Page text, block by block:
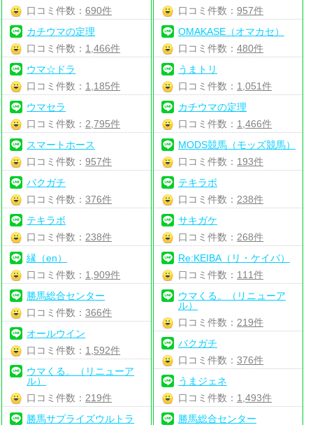
口コミ件数：690件
カチウマの定理
口コミ件数： 1,466件
ウマ☆ドラ
口コミ件数： 1,185件
ウマセラ
口コミ件数： 2,795件
スマートホース
口コミ件数：957件
バクガチ
口コミ件数：376件
テキラボ
口コミ件数： 238件
縁（en）
口コミ件数： 1,909件
勝馬総合センター
口コミ件数：366件
オールウイン
口コミ件数： 1,592件
ウマくる。（リニューア
ル）
口コミ件数： 219件
勝馬サプライズウルトラ
口コミ件数： 957件
OMAKASE（オマカセ）
口コミ件数： 480件
うまトリ
口コミ件数： 1,051件
カチウマの定理
口コミ件数： 1,466件
MODS競馬（モッズ競馬）
口コミ件数： 193件
テキラボ
口コミ件数： 238件
サキガケ
口コミ件数： 268件
Re:KEIBA（リ・ケイバ）
口コミ件数： 111件
ウマくる。（リニューア
ル）
口コミ件数： 219件
バクガチ
口コミ件数： 376件
うまジェネ
口コミ件数： 1,493件
勝馬総合センター